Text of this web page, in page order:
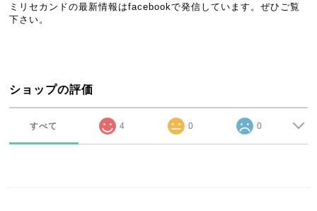
ミリセカンドの最新情報はfacebookで発信しています。ぜひご覧
下さい。
ショップの評価
すべて 4 0 0